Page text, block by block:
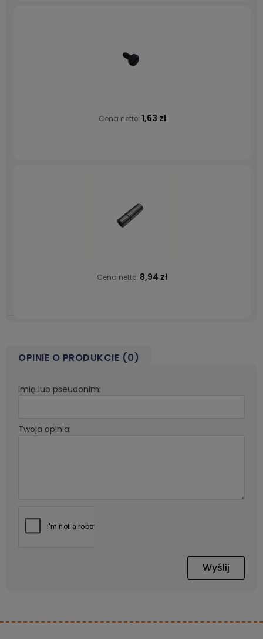
Cena netto: 1,63 zł
Cena netto: 8,94 zł
OPINIE O PRODUKCIE (0)
Imię lub pseudonim:
Twoja opinia:
Wyślij